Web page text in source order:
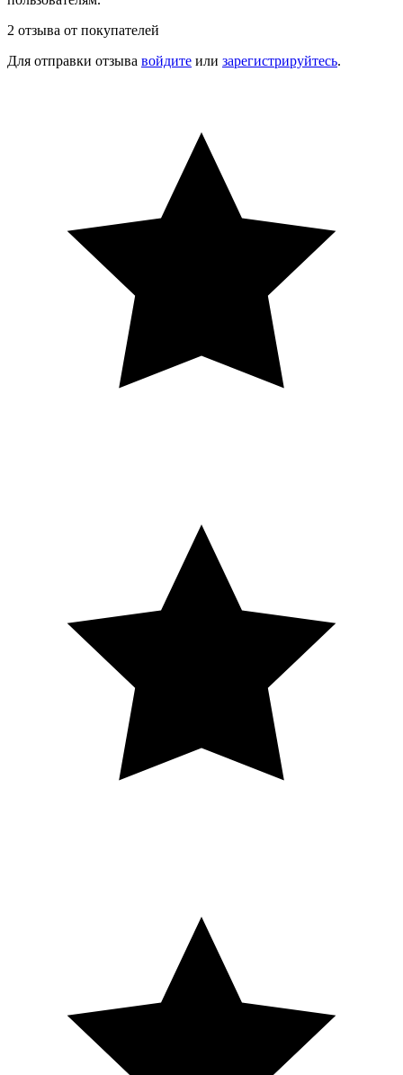
2 отзыва от покупателей
Для отправки отзыва войдите или зарегистрируйтесь.